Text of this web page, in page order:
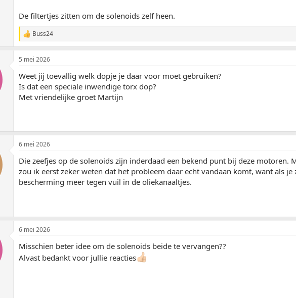
De filtertjes zitten om de solenoids zelf heen.
W
a
r
e
r
n
:
Buss24
5 mei 2026
Weet jij toevallig welk dopje je daar voor moet gebruiken?
Is dat een speciale inwendige torx dop?
Met vriendelijke groet Martijn
6 mei 2026
Die zeefjes op de solenoids zijn inderdaad een bekend punt bij deze motoren.
zou ik eerst zeker weten dat het probleem daar echt vandaan komt, want als je
bescherming meer tegen vuil in de oliekanaaltjes.
6 mei 2026
Misschien beter idee om de solenoids beide te vervangen??
Alvast bedankt voor jullie reacties